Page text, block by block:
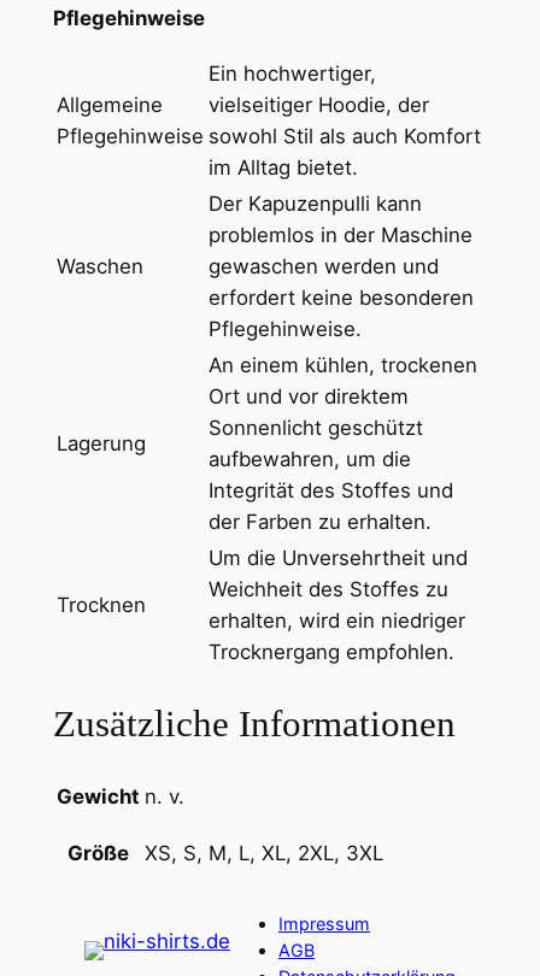
M
n
g
Pflegehinweise
Allgemeine
Pflegehinweise
Ein hochwertiger,
vielseitiger Hoodie, der
sowohl Stil als auch Komfort
im Alltag bietet.
Waschen
Der Kapuzenpulli kann
problemlos in der Maschine
gewaschen werden und
erfordert keine besonderen
Pflegehinweise.
Lagerung
An einem kühlen, trockenen
Ort und vor direktem
Sonnenlicht geschützt
aufbewahren, um die
Integrität des Stoffes und
der Farben zu erhalten.
Trocknen
Um die Unversehrtheit und
Weichheit des Stoffes zu
erhalten, wird ein niedriger
Trocknergang empfohlen.
Zusätzliche Informationen
Gewicht n. v.
Größe XS, S, M, L, XL, 2XL, 3XL
Impressum
AGB